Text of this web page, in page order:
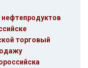
нефтепродуктов
торговый